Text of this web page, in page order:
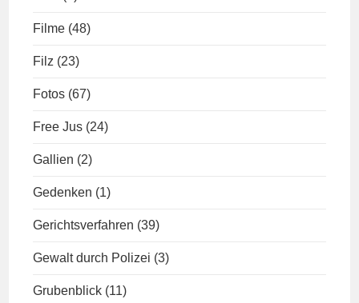
Filme (48)
Filz (23)
Fotos (67)
Free Jus (24)
Gallien (2)
Gedenken (1)
Gerichtsverfahren (39)
Gewalt durch Polizei (3)
Grubenblick (11)